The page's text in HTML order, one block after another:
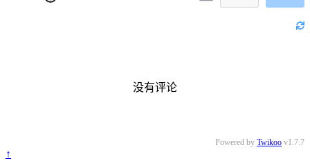
没有评论
Powered by Twikoo v1.7.7
↑